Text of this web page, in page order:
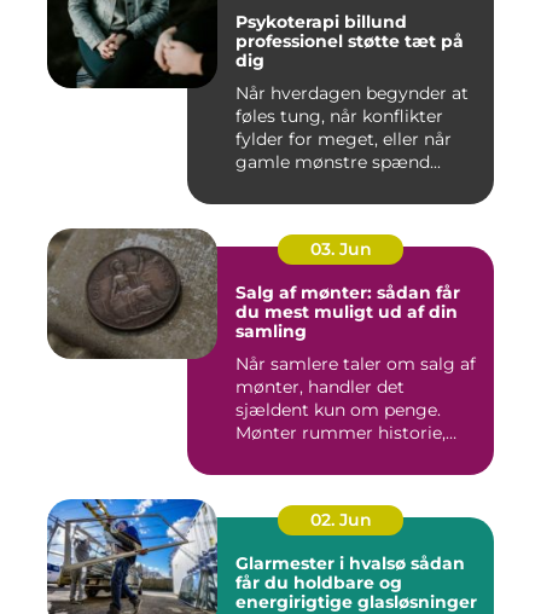
Psykoterapi billund
professionel støtte tæt på
dig
Når hverdagen begynder at
føles tung, når konflikter
fylder for meget, eller når
gamle mønstre spænd...
03. Jun
Salg af mønter: sådan får
du mest muligt ud af din
samling
Når samlere taler om salg af
mønter, handler det
sjældent kun om penge.
Mønter rummer historie,
02. Jun
Glarmester i hvalsø sådan
får du holdbare og
energirigtige glasløsninger